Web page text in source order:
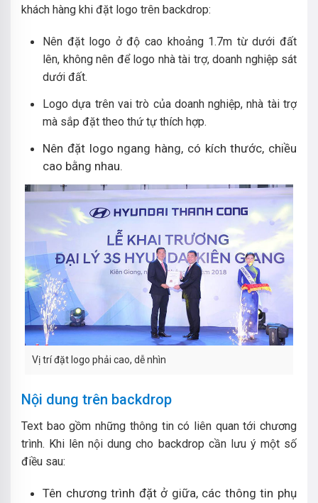
khách hàng khi đặt logo trên backdrop:
Nên đặt logo ở độ cao khoảng 1.7m từ dưới đất
lên, không nên để logo nhà tài trợ, doanh nghiệp sát
dưới đất.
Logo dựa trên vai trò của doanh nghiệp, nhà tài trợ
mà sắp đặt theo thứ tự thích hợp.
Nên đặt logo ngang hàng, có kích thước, chiều
cao bằng nhau.
Vị trí đặt logo phải cao, dễ nhìn
Nội dung trên backdrop
Text bao gồm những thông tin có liên quan tới chương
trình. Khi lên nội dung cho backdrop cần lưu ý một số
điều sau:
Tên chương trình đặt ở giữa, các thông tin phụ